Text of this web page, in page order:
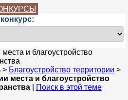
и благоустройство
> Благоустройство территории >
места и благоустройство
Поиск в этой теме